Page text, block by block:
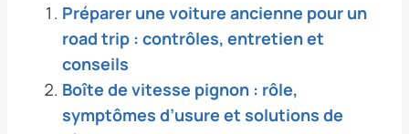
Préparer une voiture ancienne pour un
road trip : contrôles, entretien et
conseils
Boîte de vitesse pignon : rôle,
symptômes d’usure et solutions de